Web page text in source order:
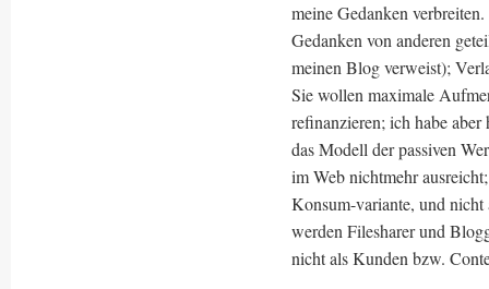
meine Gedanken
Gedanken von anderen
meinen Blog verweist);
Sie wollen maximale
refinanzieren; ich habe
das Modell der passiven
im Web nichtmehr
Konsum-variante, und nicht
werden Filesharer und
nicht als Kunden bzw.